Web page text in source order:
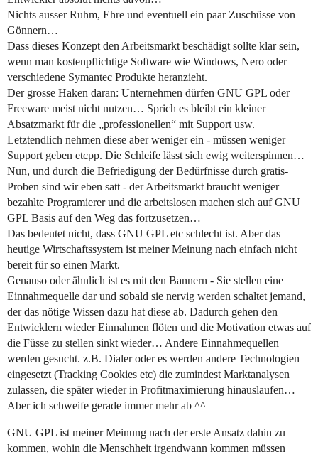
Nichts ausser Ruhm, Ehre und eventuell ein paar Zuschüsse von
Gönnern…
Dass dieses Konzept den Arbeitsmarkt beschädigt sollte klar sein,
wenn man kostenpflichtige Software wie Windows, Nero oder
verschiedene Symantec Produkte heranzieht.
Der grosse Haken daran: Unternehmen dürfen GNU GPL oder
Freeware meist nicht nutzen… Sprich es bleibt ein kleiner
Absatzmarkt für die „professionellen“ mit Support usw.
Letztendlich nehmen diese aber weniger ein - müssen weniger
Support geben etcpp. Die Schleife lässt sich ewig weiterspinnen…
Nun, und durch die Befriedigung der Bedürfnisse durch gratis-
Proben sind wir eben satt - der Arbeitsmarkt braucht weniger
bezahlte Programierer und die arbeitslosen machen sich auf GNU
GPL Basis auf den Weg das fortzusetzen…
Das bedeutet nicht, dass GNU GPL etc schlecht ist. Aber das
heutige Wirtschaftssystem ist meiner Meinung nach einfach nicht
bereit für so einen Markt.
Genauso oder ähnlich ist es mit den Bannern - Sie stellen eine
Einnahmequelle dar und sobald sie nervig werden schaltet jemand,
der das nötige Wissen dazu hat diese ab. Dadurch gehen den
Entwicklern wieder Einnahmen flöten und die Motivation etwas auf
die Füsse zu stellen sinkt wieder… Andere Einnahmequellen
werden gesucht. z.B. Dialer oder es werden andere Technologien
eingesetzt (Tracking Cookies etc) die zumindest Marktanalysen
zulassen, die später wieder in Profitmaximierung hinauslaufen…
Aber ich schweife gerade immer mehr ab ^^
GNU GPL ist meiner Meinung nach der erste Ansatz dahin zu
kommen, wohin die Menschheit irgendwann kommen müssen